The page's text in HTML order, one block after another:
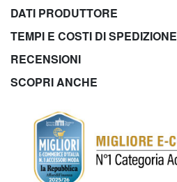
DATI PRODUTTORE
TEMPI E COSTI DI SPEDIZIONE
RECENSIONI
SCOPRI ANCHE